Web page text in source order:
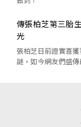
傳張柏芝第三胎
光
張柏芝日前證實喜
謎，如今網友們盛